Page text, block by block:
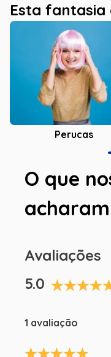
Esta
Perucas
O que
Avaliações
5.0
1 avaliação